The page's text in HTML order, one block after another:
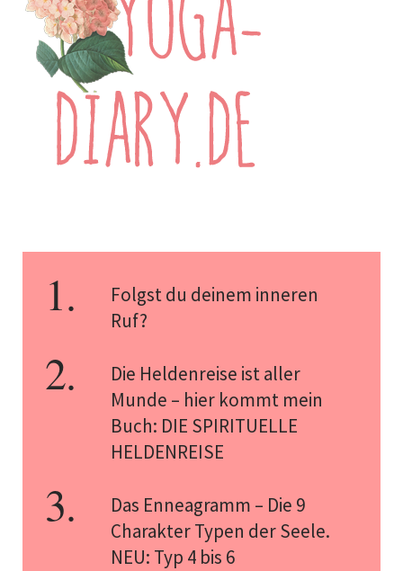
Folgst du deinem inneren
Ruf?
Die Heldenreise ist aller
Munde – hier kommt mein
Buch: DIE SPIRITUELLE
HELDENREISE
Das Enneagramm – Die 9
Charakter Typen der Seele.
NEU: Typ 4 bis 6